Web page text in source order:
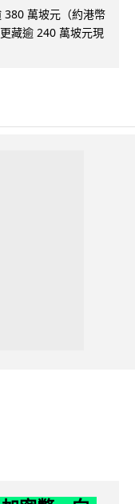
380 萬坡元（約港幣
藏逾 240 萬坡元現